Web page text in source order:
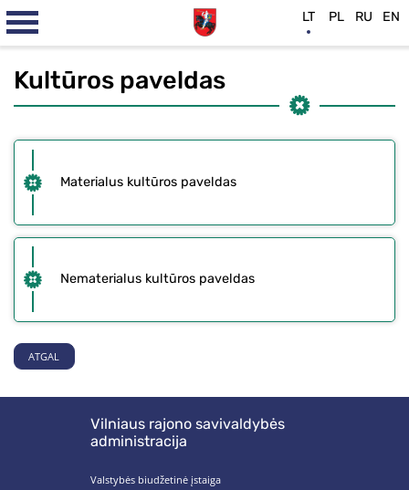
Kultūros paveldas
Materialus kultūros paveldas
Nematerialus kultūros paveldas
ATGAL
Vilniaus rajono savivaldybės
administracija
Valstybės biudžetinė įstaiga
LT PL RU EN